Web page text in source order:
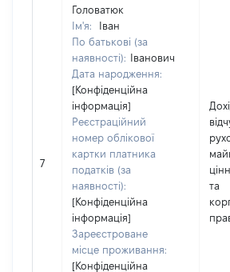
7
Головатюк
Ім'я:
Іван
По батькові (за
наявності):
Іванович
Дата народження:
[Конфіденційна
інформація]
Реєстраційний
номер облікової
картки платника
податків (за
наявності):
[Конфіденційна
інформація]
Зареєстроване
місце проживання:
[Конфіденційна
та